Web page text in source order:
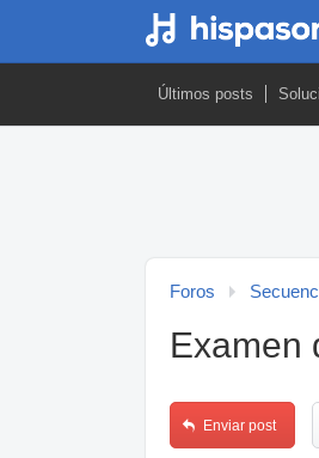
Últimos posts
Foros
Examen
Enviar post